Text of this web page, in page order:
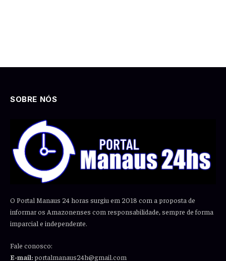
SOBRE NÓS
O Portal Manaus 24 horas surgiu em 2018 com a proposta de
informar os Amazonenses com responsabilidade, sempre de forma
imparcial e independente.
Fale conosco:
E-mail:portalmanaus24h@gmail.com